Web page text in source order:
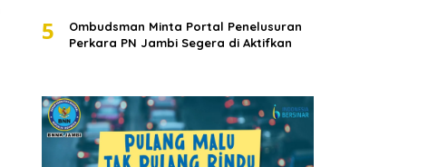
5
Ombudsman Minta Portal Penelusuran
Perkara PN Jambi Segera di Aktifkan